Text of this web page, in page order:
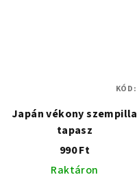
Japán vékony szempilla
tapasz
990 Ft
Raktáron
KÓD: